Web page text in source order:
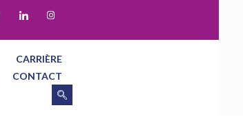
CARRIÈRE
CONTACT